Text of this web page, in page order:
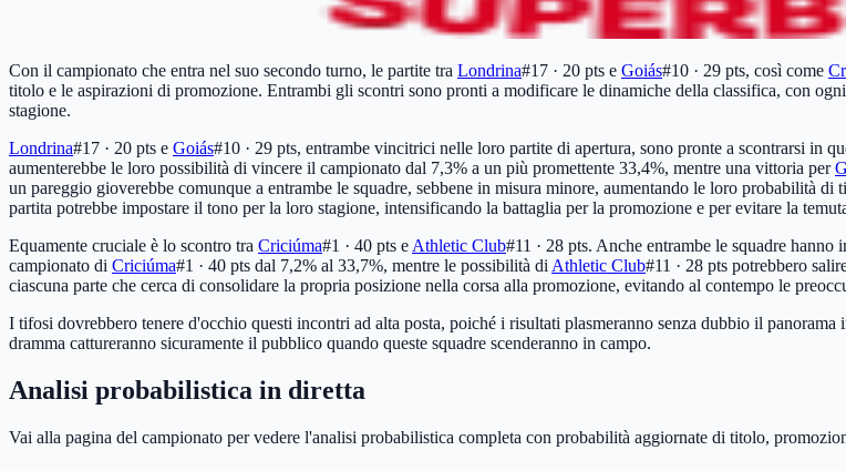
Con il campionato che entra nel suo secondo turno, le partite tra Londrina#17 · 20 pts e Goiás#10 · 29 pts, così come
titolo e le aspirazioni di promozione. Entrambi gli scontri sono pronti a modificare le dinamiche della classifica, con
stagione.
Londrina#17 · 20 pts e Goiás#10 · 29 pts, entrambe vincitrici nelle loro partite di apertura, sono pronte a scontrarsi in
aumenterebbe le loro possibilità di vincere il campionato dal 7,3% a un più promettente 33,4%, mentre una vittoria per
un pareggio gioverebbe comunque a entrambe le squadre, sebbene in misura minore, aumentando le loro probabilità
partita potrebbe impostare il tono per la loro stagione, intensificando la battaglia per la promozione e per evitare la
Equamente cruciale è lo scontro tra Criciúma#1 · 40 pts e Athletic Club#11 · 28 pts. Anche entrambe le squadre
campionato di Criciúma#1 · 40 pts dal 7,2% al 33,7%, mentre le possibilità di Athletic Club#11 · 28 pts potrebbero
ciascuna parte che cerca di consolidare la propria posizione nella corsa alla promozione, evitando al contempo le
I tifosi dovrebbero tenere d'occhio questi incontri ad alta posta, poiché i risultati plasmeranno senza dubbio il
dramma cattureranno sicuramente il pubblico quando queste squadre scenderanno in campo.
Analisi probabilistica in diretta
Vai alla pagina del campionato per vedere l'analisi probabilistica completa con probabilità aggiornate di titolo,